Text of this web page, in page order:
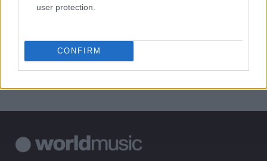
user protection.
CONFIRM
Fedez chiarisce la sua salute e i problemi relazionali in
5 Israele colpisce il Libano: 47 morti e negoziati Usa-Iran
rinviati